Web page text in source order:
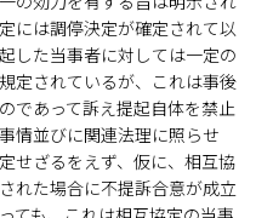
には調停決定が確定されて以
した当事者に対しては一定の
定されているが、これは事後
であって訴え提起自体を禁止
情並びに関連法理に照らせ
せざるをえず、仮に、相互協
れた場合に不提訴合意が成立